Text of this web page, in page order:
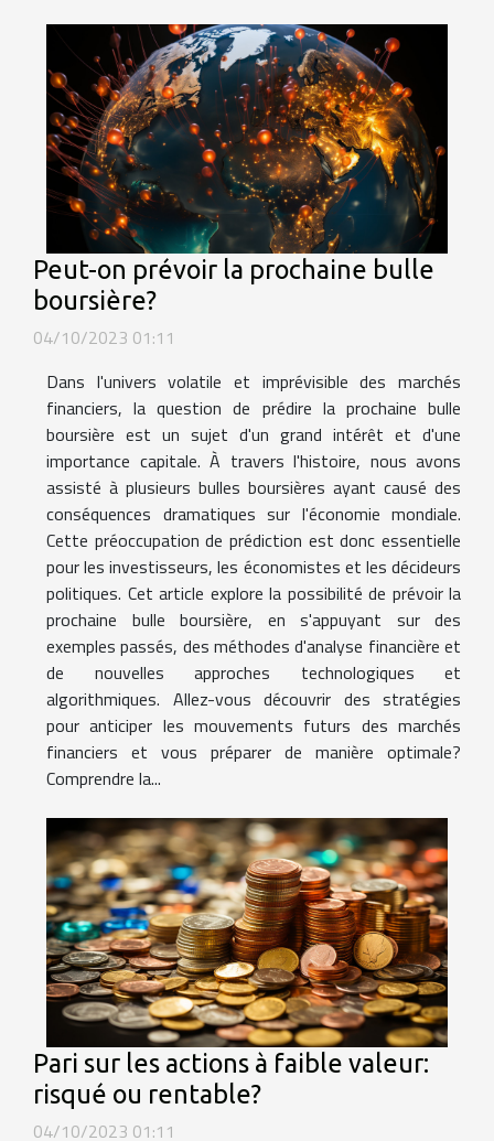
Peut-on prévoir la prochaine bulle
boursière?
04/10/2023 01:11
Dans l'univers volatile et imprévisible des marchés
financiers, la question de prédire la prochaine bulle
boursière est un sujet d'un grand intérêt et d'une
importance capitale. À travers l'histoire, nous avons
assisté à plusieurs bulles boursières ayant causé des
conséquences dramatiques sur l'économie mondiale.
Cette préoccupation de prédiction est donc essentielle
pour les investisseurs, les économistes et les décideurs
politiques. Cet article explore la possibilité de prévoir la
prochaine bulle boursière, en s'appuyant sur des
exemples passés, des méthodes d'analyse financière et
de nouvelles approches technologiques et
algorithmiques. Allez-vous découvrir des stratégies
pour anticiper les mouvements futurs des marchés
financiers et vous préparer de manière optimale?
Comprendre la...
Pari sur les actions à faible valeur:
risqué ou rentable?
04/10/2023 01:11